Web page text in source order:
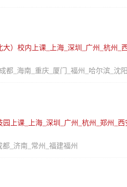
大）校内上课_上海_深圳_广州_杭州_
都_海南_重庆_厦门_福州_哈尔滨_沈阳
上课_上海_深圳_广州_杭州_郑州_西
_济南_常州_福建福州